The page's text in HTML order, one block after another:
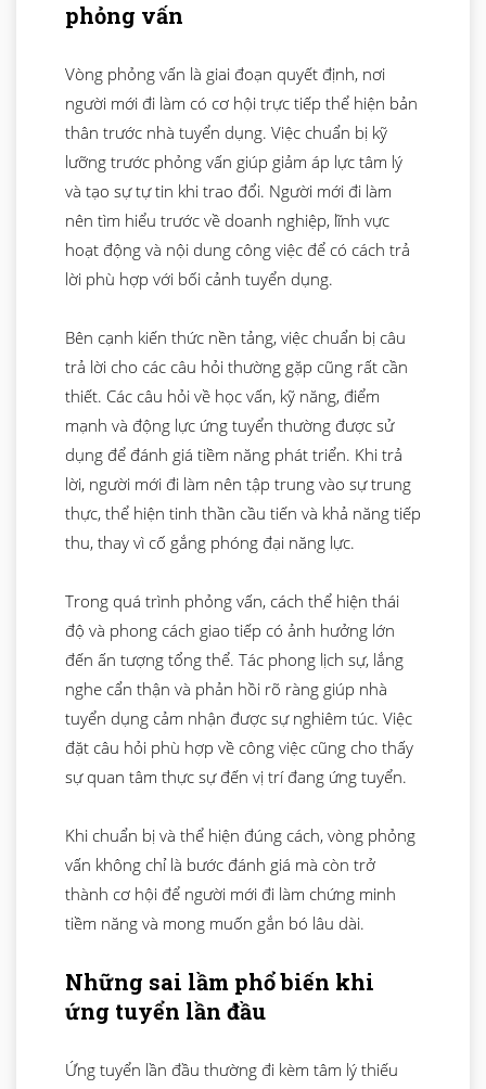
phỏng vấn
Vòng phỏng vấn là giai đoạn quyết định, nơi
người mới đi làm có cơ hội trực tiếp thể hiện bản
thân trước nhà tuyển dụng. Việc chuẩn bị kỹ
lưỡng trước phỏng vấn giúp giảm áp lực tâm lý
và tạo sự tự tin khi trao đổi. Người mới đi làm
nên tìm hiểu trước về doanh nghiệp, lĩnh vực
hoạt động và nội dung công việc để có cách trả
lời phù hợp với bối cảnh tuyển dụng.
Bên cạnh kiến thức nền tảng, việc chuẩn bị câu
trả lời cho các câu hỏi thường gặp cũng rất cần
thiết. Các câu hỏi về học vấn, kỹ năng, điểm
mạnh và động lực ứng tuyển thường được sử
dụng để đánh giá tiềm năng phát triển. Khi trả
lời, người mới đi làm nên tập trung vào sự trung
thực, thể hiện tinh thần cầu tiến và khả năng tiếp
thu, thay vì cố gắng phóng đại năng lực.
Trong quá trình phỏng vấn, cách thể hiện thái
độ và phong cách giao tiếp có ảnh hưởng lớn
đến ấn tượng tổng thể. Tác phong lịch sự, lắng
nghe cẩn thận và phản hồi rõ ràng giúp nhà
tuyển dụng cảm nhận được sự nghiêm túc. Việc
đặt câu hỏi phù hợp về công việc cũng cho thấy
sự quan tâm thực sự đến vị trí đang ứng tuyển.
Khi chuẩn bị và thể hiện đúng cách, vòng phỏng
vấn không chỉ là bước đánh giá mà còn trở
thành cơ hội để người mới đi làm chứng minh
tiềm năng và mong muốn gắn bó lâu dài.
Những sai lầm phổ biến khi
ứng tuyển lần đầu
Ứng tuyển lần đầu thường đi kèm tâm lý thiếu